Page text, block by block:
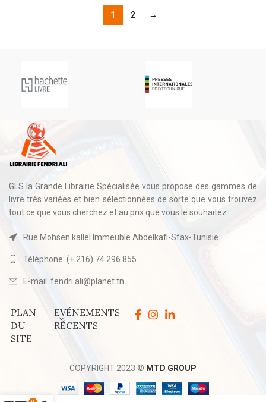
1 2 →
GLS la Grande Librairie Spécialisée vous propose des gammes de
livre très variées et bien sélectionnées de sorte que vous trouvez
tout ce que vous cherchez et au prix que vous le souhaitez.
Rue Mohsen kallel Immeuble Abdelkafi-Sfax-Tunisie
Téléphone: (+ 216) 74 296 855
E-mail: fendri.ali@planet.tn
PLAN
DU
SITE
EVÉNEMENTS
RÉCENTS
COPYRIGHT 2023 © MTD GROUP